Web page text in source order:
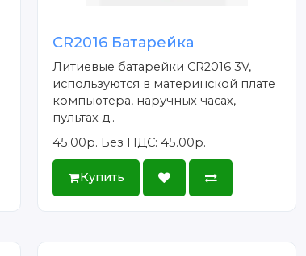
CR2016 Батарейка
Литиевые батарейки CR2016 3V,
используются в материнской плате
компьютера, наручных часах,
пультах д..
45.00р. Без НДС: 45.00р.
Купить